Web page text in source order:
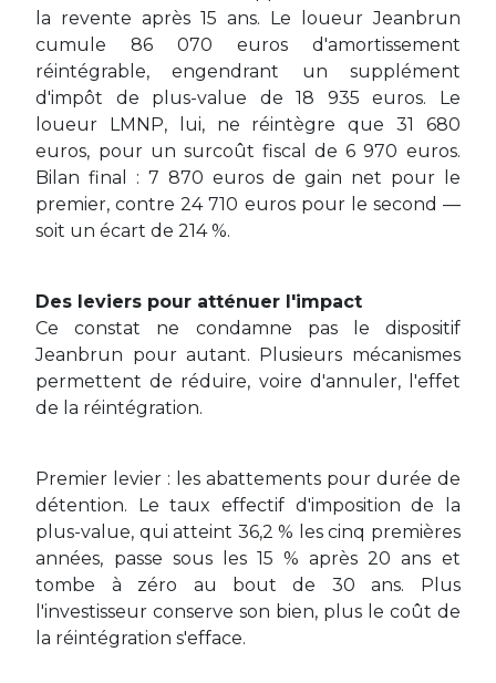
la revente après 15 ans. Le loueur Jeanbrun
cumule 86 070 euros d'amortissement
réintégrable, engendrant un supplément
d'impôt de plus-value de 18 935 euros. Le
loueur LMNP, lui, ne réintègre que 31 680
euros, pour un surcoût fiscal de 6 970 euros.
Bilan final : 7 870 euros de gain net pour le
premier, contre 24 710 euros pour le second —
soit un écart de 214 %.
Des leviers pour atténuer l'impact
Ce constat ne condamne pas le dispositif
Jeanbrun pour autant. Plusieurs mécanismes
permettent de réduire, voire d'annuler, l'effet
de la réintégration.
Premier levier : les abattements pour durée de
détention. Le taux effectif d'imposition de la
plus-value, qui atteint 36,2 % les cinq premières
années, passe sous les 15 % après 20 ans et
tombe à zéro au bout de 30 ans. Plus
l'investisseur conserve son bien, plus le coût de
la réintégration s'efface.